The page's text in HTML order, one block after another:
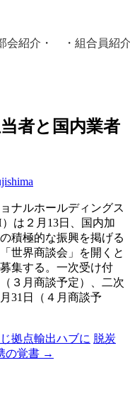
会紹介 ・ ・ 組合員紹
・厚生労働省 認可
者と国内業者
ナルホールディングス
は２月13日、国内加
積極的な振興を掲げる
世界商談会」を開くと
集する。一次受け付
３月商談予定）、二次
31日（４月商談予
拠点輸出ハブに 脱炭
の覚書 →